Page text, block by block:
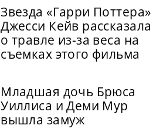
Звезда «Гарри Поттера»
Джесси Кейв рассказала
о травле из-за веса на
съемках этого фильма
Младшая дочь Брюса
Уиллиса и Деми Мур
вышла замуж